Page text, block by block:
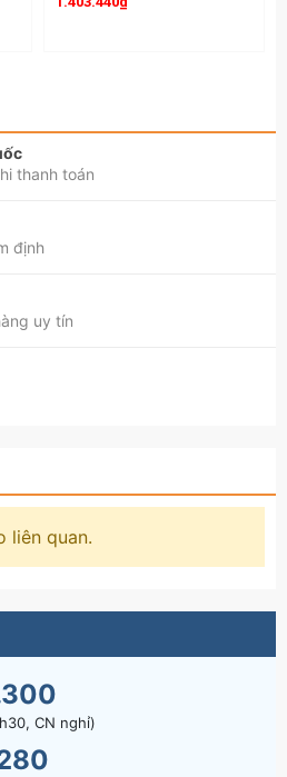
thanh toán
định
uy tín
liên quan.
CN nghỉ)